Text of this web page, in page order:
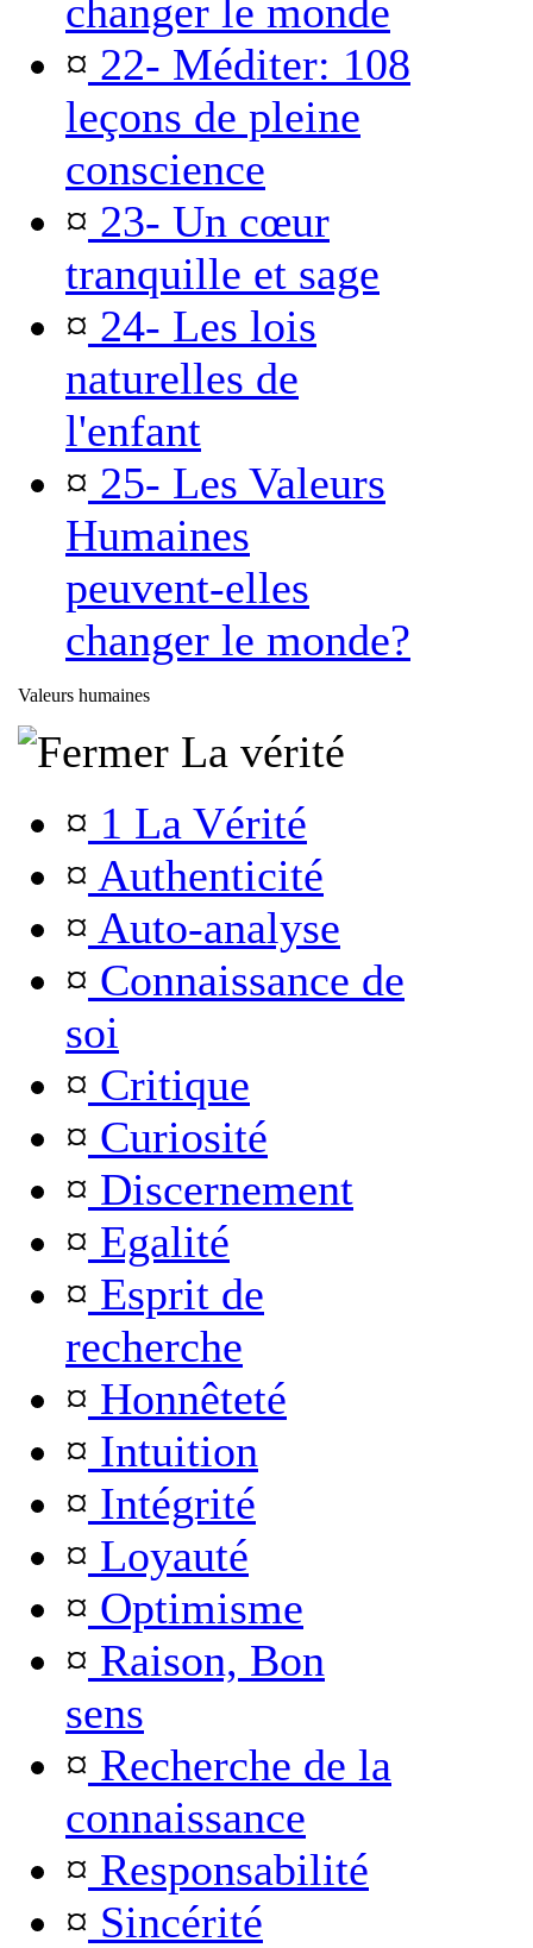
changer le monde
¤ 22- Méditer: 108
leçons de pleine
conscience
¤ 23- Un cœur
tranquille et sage
¤ 24- Les lois
naturelles de
l'enfant
¤ 25- Les Valeurs
Humaines
peuvent-elles
changer le monde?
Valeurs humaines
La vérité
¤ 1 La Vérité
¤ Authenticité
¤ Auto-analyse
¤ Connaissance de
soi
¤ Critique
¤ Curiosité
¤ Discernement
¤ Egalité
¤ Esprit de
recherche
¤ Honnêteté
¤ Intuition
¤ Intégrité
¤ Loyauté
¤ Optimisme
¤ Raison, Bon
sens
¤ Recherche de la
connaissance
¤ Responsabilité
¤ Sincérité